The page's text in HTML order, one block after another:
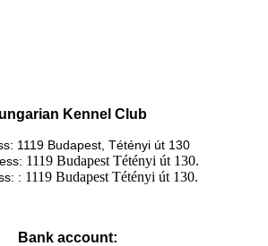
Kennel Club
1119 Budapest, Tétényi út 130
1119 Budapest Tétényi út 130.
: 1119 Budapest Tétényi út 130.
Bank account: